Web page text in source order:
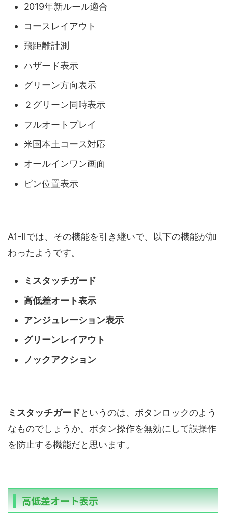
2019年新ルール適合
コースレイアウト
飛距離計測
ハザード表示
グリーン方向表示
２グリーン同時表示
フルオートプレイ
米国本土コース対応
オールインワン画面
ピン位置表示
A1-Ⅱでは、その機能を引き継いで、以下の機能が加
わったようです。
ミスタッチガード
高低差オート表示
アンジュレーション表示
グリーンレイアウト
ノックアクション
ミスタッチガードというのは、ボタンロックのよう
なものでしょうか。ボタン操作を無効にして誤操作
を防止する機能だと思います。
高低差オート表示